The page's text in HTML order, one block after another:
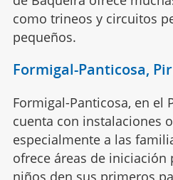
como trineos y circuitos
pequeños.
Formigal-Panticosa,
Formigal-Panticosa, en el
cuenta con instalaciones
especialmente a las
ofrece áreas de iniciación